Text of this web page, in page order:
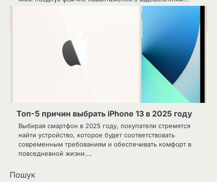
Топ-5 причин выбрать iPhone 13 в 2025 году
Выбирая смартфон в 2025 году, покупатели стремятся
найти устройство, которое будет соответствовать
современным требованиям и обеспечивать комфорт в
повседневной жизни.…
Пошук